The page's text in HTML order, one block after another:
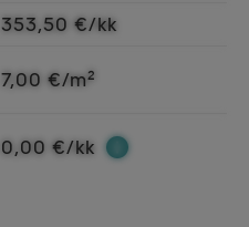
353,50 €/kk
7,00 €/m²
0,00 €/kk